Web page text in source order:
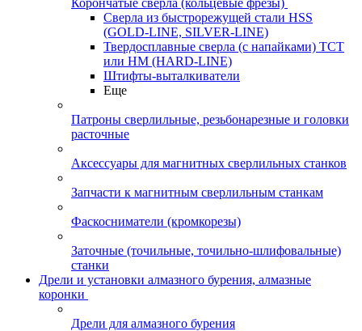
Корончатые сверла (кольцевые фрезы)
Сверла из быстрорежущей стали HSS
(GOLD-LINE, SILVER-LINE)
Твердосплавные сверла (с напайками) ТСТ
или HM (HARD-LINE)
Штифты-выталкиватели
Еще
Патроны сверлильные, резьбонарезные и головки
расточные
Аксессуары для магнитных сверлильных станков
Запчасти к магнитным сверлильным станкам
Фаскосниматели (кромкорезы)
Заточные (точильные, точильно-шлифовальные)
станки
Дрели и установки алмазного бурения, алмазные
коронки
Дрели для алмазного бурения